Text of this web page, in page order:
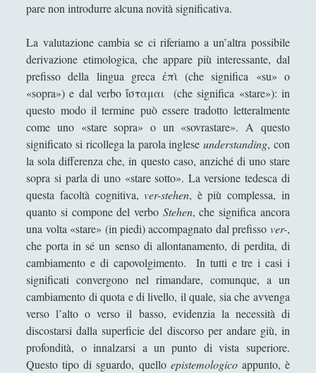
Intervista a Danilo Mallò, scacchista e scrittore
Intervista a Francesco Margoni, curatore del
volume "Il bambino di Platone"
Intervista a Giangiuseppe Pili e Giacomo Carrus
sul libro "La guerra fredda"
Intervista a Giovanni Feliciani, autore di Vivere al
ritmo della radicalità nella storia
Intervista a Robert Paul Wolff - Versione Italiana
con traduzione del Dr Giangiuseppe Pili
Intervista a Volfango Rizzi sulla conferenza di
scacchi a Voghera il 7 ottobre
Intervista ad Alessandro Giorgi - storico militare
Intervista ad Andrea Molinari - Contributor del
libro "La guerra fredda"
Intervista agli autori di "Perché non mi rispondi?
Psicologia e psicopatologia dei contatti frequenti
con il cellulare”
pare non introdurre alcuna novità significativa.
La valutazione cambia se ci riferiamo a un’altra possibile
derivazione etimologica, che appare più interessante, dal
prefisso della lingua greca ἐπὶ (che significa «su» o
«sopra») e dal verbo ἴσταμαι (che significa «stare»): in
questo modo il termine può essere tradotto letteralmente
come uno «stare sopra» o un «sovrastare». A questo
significato si ricollega la parola ingleseunderstanding, con
la sola differenza che, in questo caso, anziché di uno stare
sopra si parla di uno «stare sotto». La versione tedesca di
questa facoltà cognitiva,ver-stehen, è più complessa, in
quanto si compone del verbo Stehen, che significa ancora
una volta «stare» (in piedi) accompagnato dal prefisso ver-,
che porta in sé un senso di allontanamento, di perdita, di
cambiamento e di capovolgimento. In tutti e tre i casi i
significati convergono nel rimandare, comunque, a un
cambiamento di quota e di livello, il quale, sia che avvenga
verso l’alto o verso il basso, evidenzia la necessità di
discostarsi dalla superficie del discorso per andare giù, in
profondità, o innalzarsi a un punto di vista superiore.
Questo tipo di sguardo, quello epistemologicoappunto, è